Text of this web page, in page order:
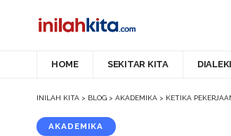
HOME SEKITAR KITA
INILAH KITA > BLOG > AKADEMIKA > KETIKA
AKADEMIKA